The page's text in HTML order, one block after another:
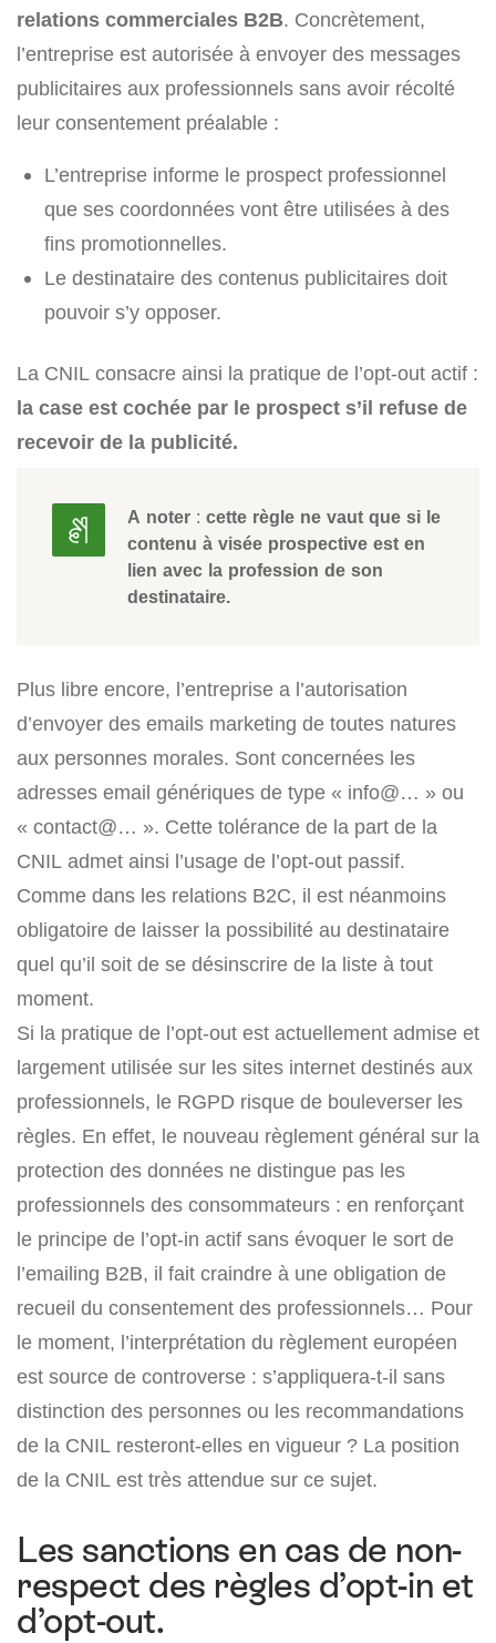
relations commerciales B2B. Concrètement,
l’entreprise est autorisée à envoyer des messages
publicitaires aux professionnels sans avoir récolté
leur consentement préalable :
L’entreprise informe le prospect professionnel
que ses coordonnées vont être utilisées à des
fins promotionnelles.
Le destinataire des contenus publicitaires doit
pouvoir s’y opposer.
La CNIL consacre ainsi la pratique de l’opt-out actif :
la case est cochée par le prospect s’il refuse de
recevoir de la publicité.
A noter : cette règle ne vaut que si le
contenu à visée prospective est en
lien avec la profession de son
destinataire.
Plus libre encore, l’entreprise a l’autorisation
d’envoyer des emails marketing de toutes natures
aux personnes morales. Sont concernées les
adresses email génériques de type « info@… » ou
« contact@… ». Cette tolérance de la part de la
CNIL admet ainsi l’usage de l’opt-out passif.
Comme dans les relations B2C, il est néanmoins
obligatoire de laisser la possibilité au destinataire
quel qu’il soit de se désinscrire de la liste à tout
moment.
Si la pratique de l’opt-out est actuellement admise et
largement utilisée sur les sites internet destinés aux
professionnels, le RGPD risque de bouleverser les
règles. En effet, le nouveau règlement général sur la
protection des données ne distingue pas les
professionnels des consommateurs : en renforçant
le principe de l’opt-in actif sans évoquer le sort de
l’emailing B2B, il fait craindre à une obligation de
recueil du consentement des professionnels… Pour
le moment, l’interprétation du règlement européen
est source de controverse : s’appliquera-t-il sans
distinction des personnes ou les recommandations
de la CNIL resteront-elles en vigueur ? La position
de la CNIL est très attendue sur ce sujet.
Les sanctions en cas de non-
respect des règles d’opt-in et
d’opt-out.